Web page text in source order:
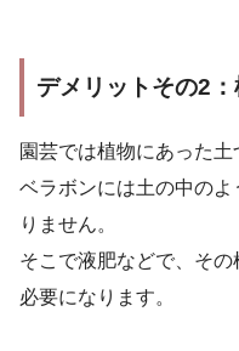
デメリットその2
園芸では植物にあった土
ベラボンには土の中の
りません。
そこで液肥などで、そ
必要になります。